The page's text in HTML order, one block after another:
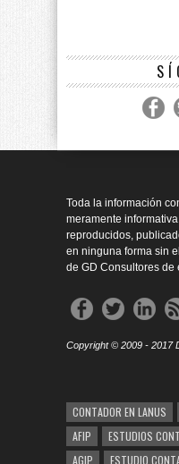
Toda la información
meramente
reproducidos,
en ninguna forma sin
de GD Consultores de
Copyright © 2009 - 2017
CONTADOR EN LANUS
AFIP
ESTUDIOS
AGIP
ESTUDIO